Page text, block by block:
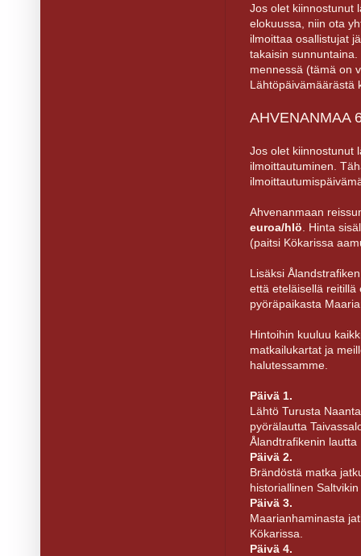
Jos olet kiinnostunut
elokuussa, niin ota
ilmoittaa osallistujat
takaisin
mennessä (tämä on
Lähtöpäivämäärästä
AHVENANMAA
Jos olet kiinnostunut
ilmoittautuminen.
Ahvenanmaan
euroa/hlö . Hinta
(paitsi Kökarissa
Lisäksi
että eteläisellä reitillä
pyöräpaikasta
Hintoihin kuuluu
matkailukartat ja
halutessamme.
Päivä 1.
Lähtö Turusta
pyörälautta
Ålandtrafikenin
Päivä 2.
Brändöstä matka
historiallinen
Päivä 3.
Maarianhaminasta
Kökarissa.
Päivä 4.